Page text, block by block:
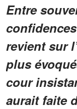
Entre
revient sur
plus
cour
aurait faite